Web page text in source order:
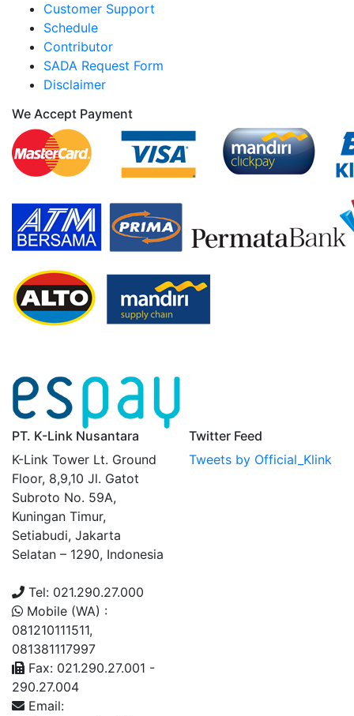
Customer Support
Schedule
Contributor
SADA Request Form
Disclaimer
We Accept Payment
PT. K-Link Nusantara
K-Link Tower Lt. Ground
Floor, 8,9,10 Jl. Gatot
Subroto No. 59A,
Kuningan Timur,
Setiabudi, Jakarta
Selatan – 1290, Indonesia
Tel: 021.290.27.000
Mobile (WA) :
081210111511,
081381117997
Fax: 021.290.27.001 -
290.27.004
Email:
Twitter Feed
Tweets by Official_Klink